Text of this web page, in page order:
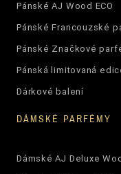
Pánské AJ Wood ECO
Pánské Francouzské
Pánské Značkové
Pánská limitovaná
Dárkové balení
DÁMSKÉ PARFÉMY
Dámské AJ Deluxe